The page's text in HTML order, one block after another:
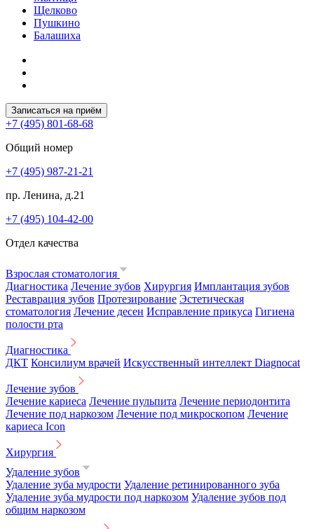
Щелково
Пушкино
Балашиха
Записаться на приём
+7 (495) 801-68-68
Общий номер
+7 (495) 987-21-21
пр. Ленина, д.21
+7 (495) 104-42-00
Отдел качества
Взрослая стоматология
Диагностика Лечение зубов Хирургия Имплантация зубов
Реставрация зубов Протезирование Эстетическая
стоматология Лечение десен Исправление прикуса Гигиена
полости рта
Диагностика
ДКТ Консилиум врачей Искусственный интеллект Diagnocat
Лечение зубов
Лечение кариеса Лечение пульпита Лечение периодонтита
Лечение под наркозом Лечение под микроскопом Лечение
кариеса Icon
Хирургия
Удаление зубов
Удаление зуба мудрости Удаление ретинированного зуба
Удаление зуба мудрости под наркозом Удаление зубов под
общим наркозом